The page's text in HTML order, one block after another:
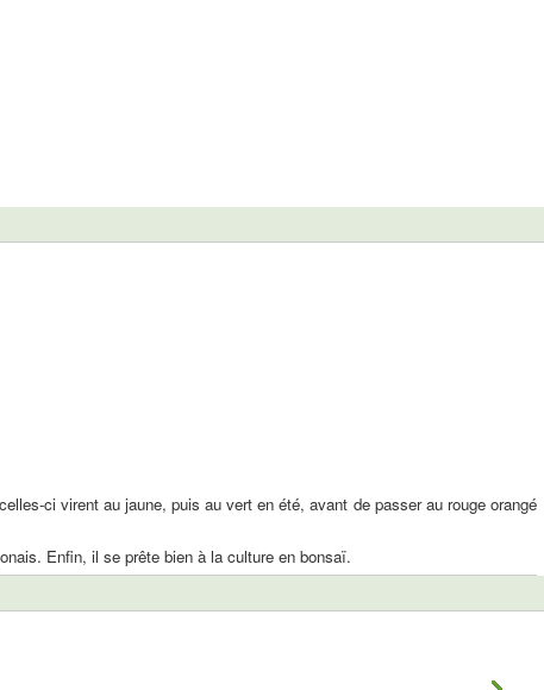
ci virent au jaune, puis au vert en été, avant de passer au rouge orangé
Enfin, il se prête bien à la culture en bonsaï.